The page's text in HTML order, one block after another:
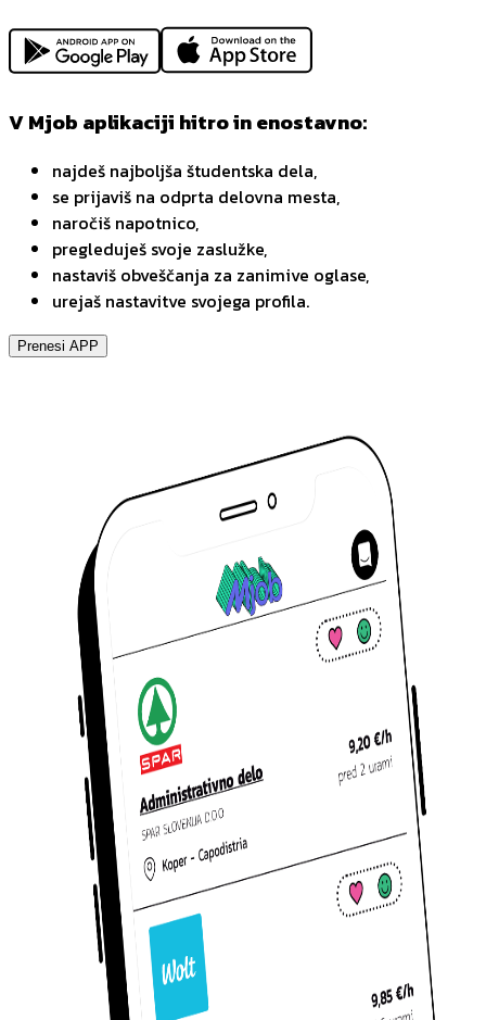
V Mjob aplikaciji hitro in enostavno:
najdeš najboljša študentska dela,
se prijaviš na odprta delovna mesta,
naročiš napotnico,
pregleduješ svoje zaslužke,
nastaviš obveščanja za zanimive oglase,
urejaš nastavitve svojega profila.
Prenesi APP